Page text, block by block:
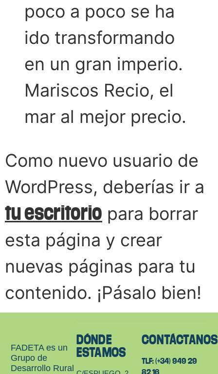
poco a poco se ha
ido transformando
en un gran imperio.
Mariscos Recio, el
mar al mejor precio.
Como nuevo usuario de
WordPress, deberías ir a
tu escritorio para borrar
esta página y crear
nuevas páginas para tu
contenido. ¡Pásalo bien!
FADETA es un
Grupo de
Desarrollo Rural
DÓNDE
ESTAMOS
CONTÁCTANOS
TLF: (+34) 949 29
82 16